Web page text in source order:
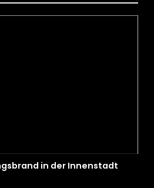
in der Innenstadt